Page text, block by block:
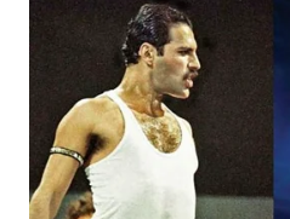
BINJAI
WN
CIREBON
WN
INDRAMAYU